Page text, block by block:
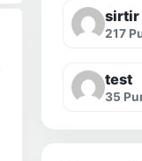
sirtir
217
test
35